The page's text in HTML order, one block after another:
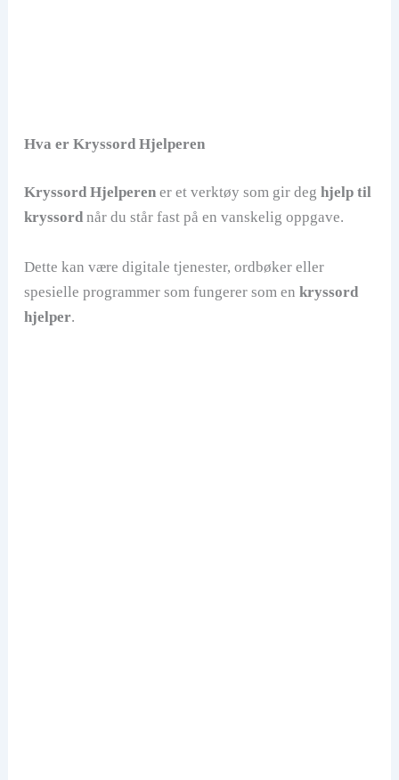
Hva er Kryssord Hjelperen
Kryssord Hjelperener et verktøy som gir deg hjelp til
kryssordnår du står fast på en vanskelig oppgave.
Dette kan være digitale tjenester, ordbøker eller
spesielle programmer som fungerer som en kryssord
hjelper.